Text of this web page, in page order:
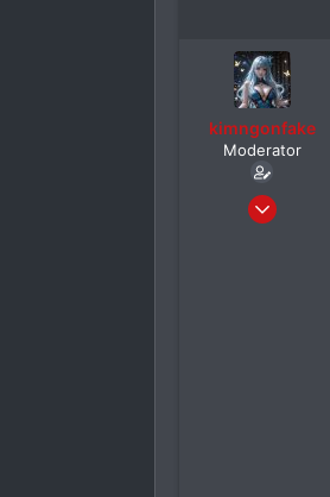
kimngonfake
Moderator
24/05/2026